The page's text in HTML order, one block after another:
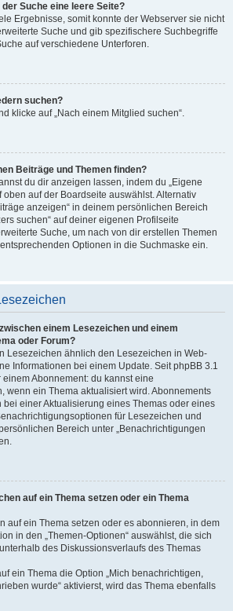
Suche eine leere Seite?
Ergebnisse, somit konnte der Webserver sie nicht
Suche und gib spezifischere Suchbegriffe
auf verschiedene Unterforen.
suchen?
klicke auf „Nach einem Mitglied suchen“.
Beiträge und Themen finden?
du dir anzeigen lassen, indem du „Eigene
oben auf der Boardseite auswählst. Alternativ
anzeigen“ in deinem persönlichen Bereich
suchen“ auf deiner eigenen Profilseite
Suche, um nach von dir erstellen Themen
Optionen in die Suchmaske ein.
einem Lesezeichen und einem
oder Forum?
Lesezeichen ähnlich den Lesezeichen in Web-
Informationen bei einem Update. Seit phpBB 3.1
Abonnement: du kannst eine
wenn ein Thema aktualisiert wird. Abonnements
bei einer Aktualisierung eines Themas oder eines
für Lesezeichen und
Bereich unter „Benachrichtigungen
auf ein Thema setzen oder ein Thema
auf ein Thema setzen oder es abonnieren, in dem
in den „Themen-Optionen“ auswählst, die sich
des Diskussionsverlaufs des Themas
ein Thema die Option „Mich benachrichtigen,
wurde“ aktivierst, wird das Thema ebenfalls